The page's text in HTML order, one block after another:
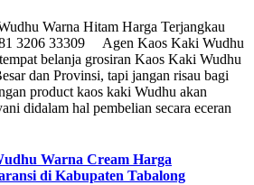
Warna Hitam Harga Terjangkau
3206 33309 Agen Kaos Kaki Wudhu
belanja grosiran Kaos Kaki Wudhu
dan Provinsi, tapi jangan risau bagi
product kaos kaki Wudhu akan
didalam hal pembelian secara eceran
Warna Cream Harga
di Kabupaten Tabalong